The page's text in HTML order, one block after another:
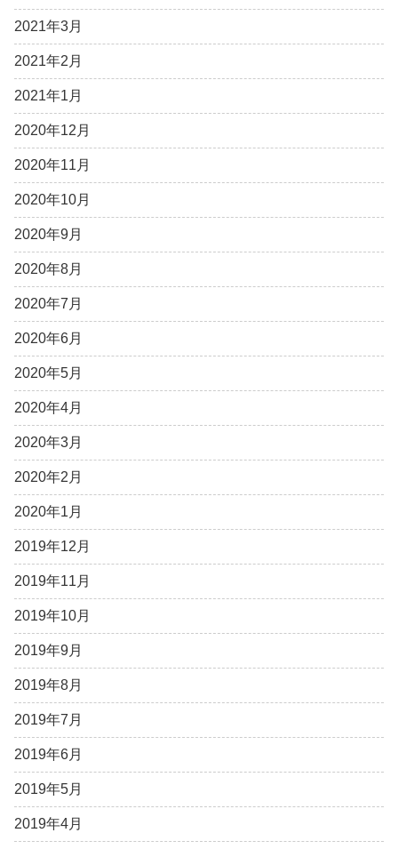
2021年3月
2021年2月
2021年1月
2020年12月
2020年11月
2020年10月
2020年9月
2020年8月
2020年7月
2020年6月
2020年5月
2020年4月
2020年3月
2020年2月
2020年1月
2019年12月
2019年11月
2019年10月
2019年9月
2019年8月
2019年7月
2019年6月
2019年5月
2019年4月